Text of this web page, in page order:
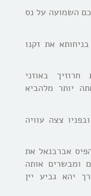
השמועה על נס
את זקנו
באוזני
יותר מלהביא
צצה עוויה
אברבנאל את
ומבשרים אותה
יהא גביע יין